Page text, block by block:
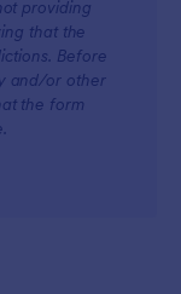
providing
that the
Before
and/or other
the form